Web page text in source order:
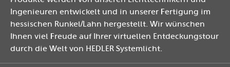
Ingenieuren entwickelt und in unserer Fertigung im
hessischen Runkel/Lahn hergestellt. Wir wünschen
Ihnen viel Freude auf Ihrer virtuellen Entdeckungstour
durch die Welt von HEDLER Systemlicht.